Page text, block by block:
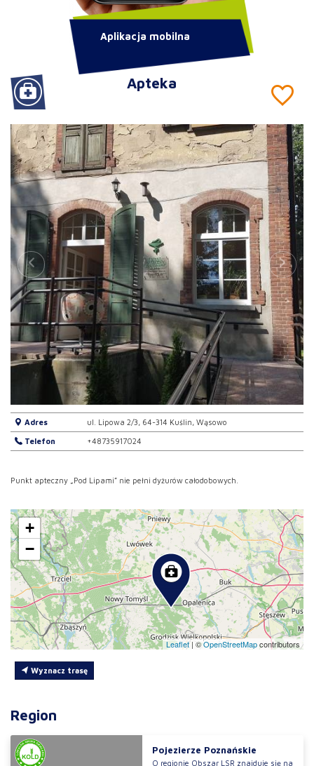
Apteka
Adres ul. Lipowa 2/3, 64-314 Kuślin, Wąsowo
Telefon +48735917024
Punkt apteczny „Pod Lipami” nie pełni dyżurów całodobowych.
+
−
Leaflet | ©OpenStreetMapcontributors
Wyznacz trasę
Region
Pojezierze Poznańskie
O regionie Obszar LSR znajduje się na
Aplikacja mobilna